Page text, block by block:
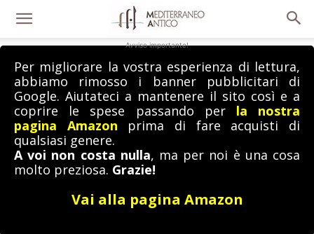
Avviso importante!
Per migliorare la vostra esperienza di lettura,
abbiamo rimosso i banner pubblicitari di
Google. Aiutateci a mantenere il sito così e a
coprire le spese passando per la nostra
pagina Amazon prima di fare acquisti di
qualsiasi genere.
A voi non costa nulla, ma per noi è una cosa
molto preziosa. Grazie!
Vai alla pagina Amazon